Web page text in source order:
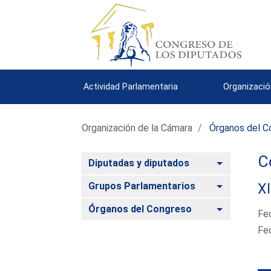
Actividad Parlamentaria
Organización de la Cámara Órganos del
Diputadas y diputados Alternar
Grupos Parlamentarios Alternar
Órganos del Congreso Alternar